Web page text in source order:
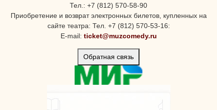
Тел.: +7 (812) 570-58-90
Приобретение и возврат электронных билетов, купленных на
сайте театра: Тел. +7 (812) 570-53-16:
E-mail: ticket@muzcomedy.ru
Обратная связь